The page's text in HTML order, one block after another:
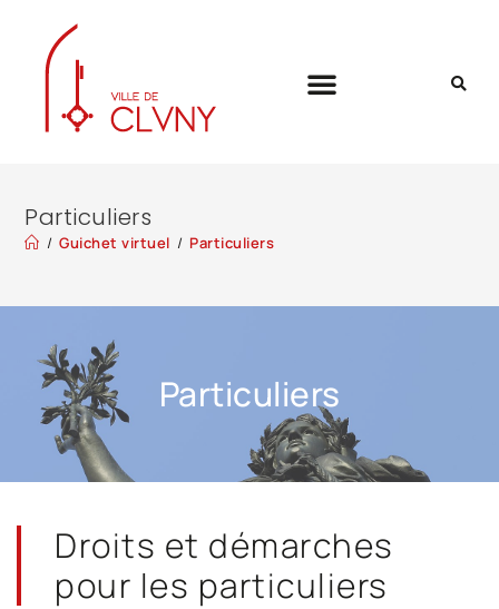
Particuliers
/ Guichet virtuel / Particuliers
Particuliers
Droits et démarches
pour les particuliers